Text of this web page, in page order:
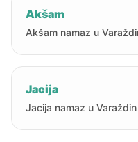
Akšam
Akšam namaz u
Jacija
Jacija namaz u